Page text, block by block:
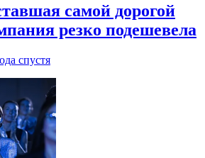
самой дорогой
резко подешевела
спустя